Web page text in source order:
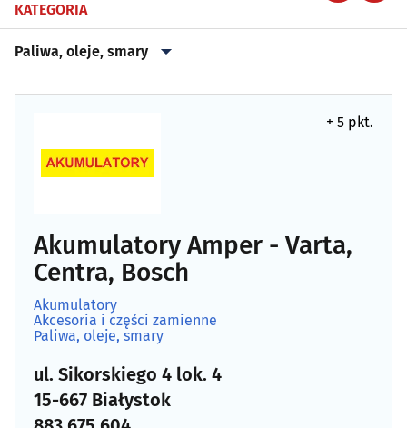
KATEGORIA
Paliwa, oleje, smary
Akcesoria i części zamienne(101)
Alarmy i systemy zabezpieczające (3)
Alternatory, rozruszniki(1)
Autokomisy, pośrednictwo w zakupie aut
Autoszyby(7)
Blacharstwo, lakiernictwo
+ 5 pkt.
Akumulatory Amper - Varta,
Centra, Bosch
Akumulatory
Akcesoria i części zamienne
Paliwa, oleje, smary
ul. Sikorskiego 4 lok. 4
15-667 Białystok